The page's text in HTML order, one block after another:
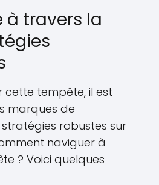
à travers la
cette tempête, il est
marques de
robustes sur
naviguer à
? Voici quelques